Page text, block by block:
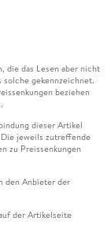
die das Lesen aber nicht
solche gekennzeichnet.
beziehen
dieser Artikel
jeweils zutreffende
zu Preissenkungen
den Anbieter der
der Artikelseite